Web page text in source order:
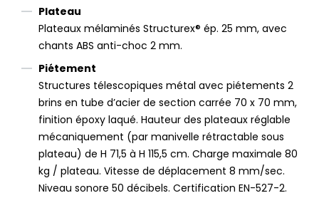
Plateau
Plateaux mélaminés Structurex® ép. 25 mm, avec
chants ABS anti-choc 2 mm.
Piétement
Structures télescopiques métal avec piétements 2
brins en tube d’acier de section carrée 70 x 70 mm,
finition époxy laqué. Hauteur des plateaux réglable
mécaniquement (par manivelle rétractable sous
plateau) de H 71,5 à H 115,5 cm. Charge maximale 80
kg / plateau. Vitesse de déplacement 8 mm/sec.
Niveau sonore 50 décibels. Certification EN-527-2.